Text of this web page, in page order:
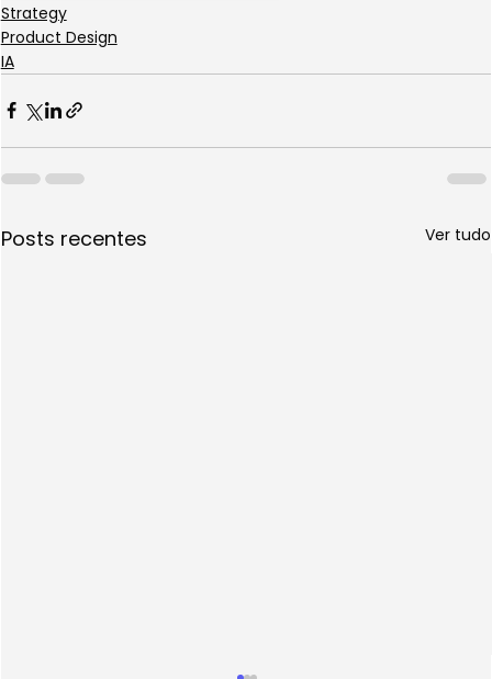
Strategy
Product Design
IA
Posts recentes Ver tudo